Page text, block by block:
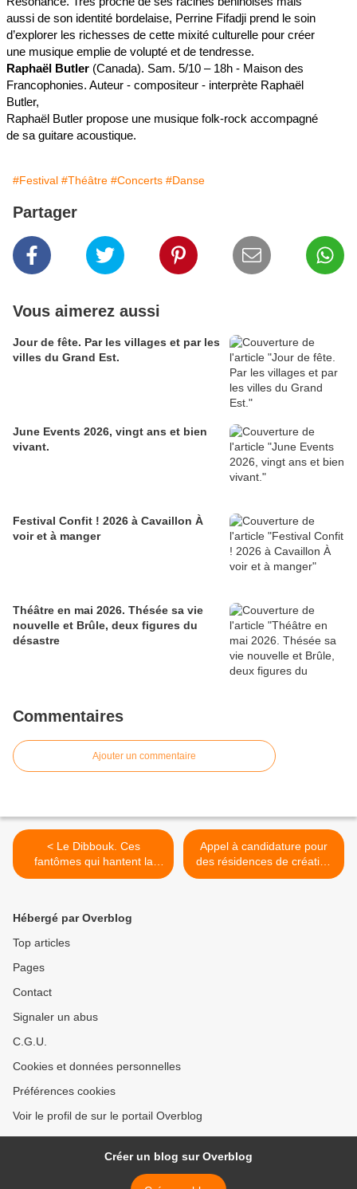
aussi de son identité bordelaise, Perrine Fifadji prend le soin
d’explorer les richesses de cette mixité culturelle pour créer
une musique emplie de volupté et de tendresse.
Raphaël Butler (Canada). Sam. 5/10 – 18h - Maison des
Francophonies. Auteur - compositeur - interprète Raphaël
Butler,
Raphaël Butler propose une musique folk-rock accompagné
de sa guitare acoustique.
#Festival #Théâtre #Concerts #Danse
Partager
Vous aimerez aussi
Jour de fête. Par les villages et par les
villes du Grand Est.
June Events 2026, vingt ans et bien
vivant.
Festival Confit ! 2026 à Cavaillon À
voir et à manger
Théâtre en mai 2026. Thésée sa vie
nouvelle et Brûle, deux figures du
désastre
Commentaires
Ajouter un commentaire
< Le Dibbouk. Ces
fantômes qui hantent la
conscience des vivants.
Appel à candidature pour
des résidences de création
articulées à un
Hébergé par Overblog
Top articles
Pages
Contact
Signaler un abus
C.G.U.
Cookies et données personnelles
Préférences cookies
Voir le profil de sur le portail Overblog
Créer un blog sur Overblog